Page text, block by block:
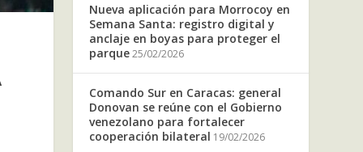
Nueva aplicación para Morrocoy en
Semana Santa: registro digital y
anclaje en boyas para proteger el
parque25/02/2026
Comando Sur en Caracas: general
Donovan se reúne con el Gobierno
venezolano para fortalecer
cooperación bilateral 19/02/2026